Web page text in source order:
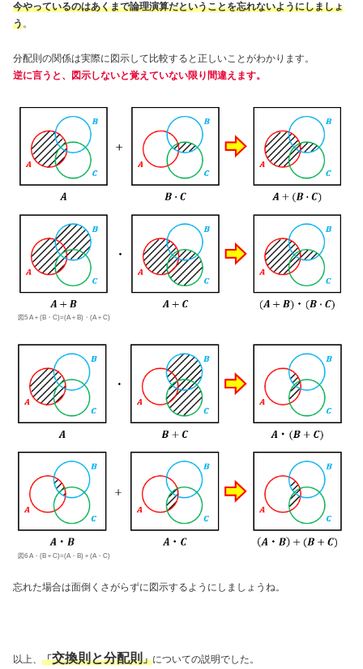
今やっているのはあくまで論理演算だということを忘れないようにしましょ
う。
分配則の関係は実際に図示して比較すると正しいことがわかります。
逆に言うと、図示しないと覚えていない限り間違えます。
図5 A＋(B・C)=(A＋B)・(A＋C)
図6 A・(B＋C)=(A・B)＋(A・C)
忘れた場合は面倒くさがらずに図示するようにしましょうね。
以上、 「交換則と分配則」についての説明でした。